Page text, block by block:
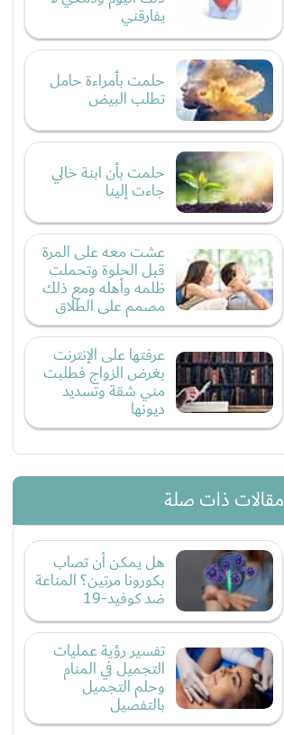
يفارقني
حلمت بأمراءة حامل
تطلب البيض
حلمت بأن ابنة خالي
جاءت إلينا
عشت معه على المرة
قبل الحلوة وتحملت
ظلمه وأهله ومع ذلك
مصمم على الطلاق
عرفتها على الإنترنت
بغرض الزواج فطلبت
مني شقة وتسديد
ديونها
مقالات ذات صلة
هل يمكن أن تصاب
بكورونا مرتين؟ المناعة
ضد كوفيد-19
تفسير رؤية عمليات
التجميل في المنام
وحلم التجميل
بالتفصيل